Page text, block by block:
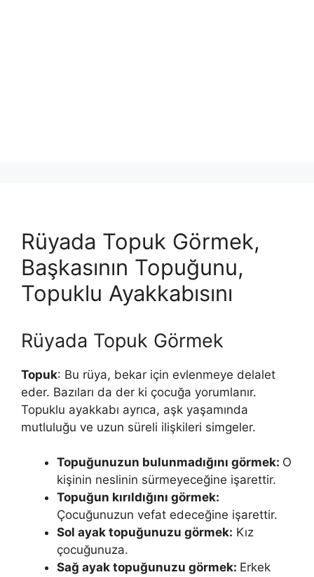
Rüyada Topuk Görmek,
Başkasının Topuğunu,
Topuklu Ayakkabısını
Rüyada Topuk Görmek
Topuk: Bu rüya, bekar için evlenmeye delalet
eder. Bazıları da der ki çocuğa yorumlanır.
Topuklu ayakkabı ayrıca, aşk yaşa­mında
mutluluğu ve uzun süreli ilişkileri simgeler.
Topuğunuzun bulunmadığını görmek: O
kişinin neslinin sürmeyeceğine işarettir.
Topuğun kırıldığını görmek:
Çocuğunuzun vefat edeceğine işarettir.
Sol ayak topuğunuzu görmek: Kız
çocuğunuza.
Sağ ayak topuğunuzu görmek: Erkek